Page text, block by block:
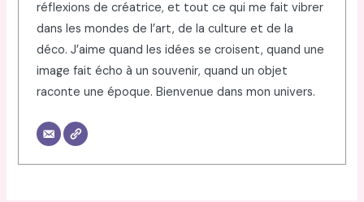
réflexions de créatrice, et tout ce qui me fait vibrer
dans les mondes de l’art, de la culture et de la
déco. J’aime quand les idées se croisent, quand une
image fait écho à un souvenir, quand un objet
raconte une époque. Bienvenue dans mon univers.